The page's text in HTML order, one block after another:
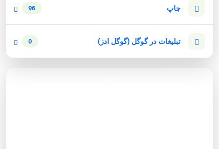
چاپ 96
تبلیغات در گوگل (گوگل ادز) 0